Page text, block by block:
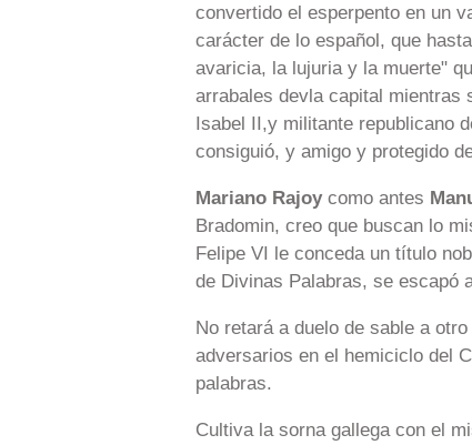
convertido el esperpento en un
carácter de lo español, que
avaricia, la lujuria y la muerte"
arrabales devla capital mientras
Isabel II,y militante republicano
consiguió, y amigo y protegido
Mariano Rajoycomo antes
Bradomin, creo que buscan lo
Felipe VI le conceda un título
de Divinas Palabras, se escapó
No retará a duelo de sable a
adversarios en el hemiciclo del
palabras.
Cultiva la sorna gallega con el